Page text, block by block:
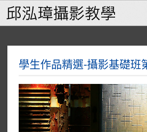
學生作品精選-攝影基礎班